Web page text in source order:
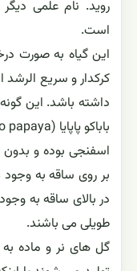
"پاپایا کوهی" یا
گیاه بومی ارتفاعات
است.